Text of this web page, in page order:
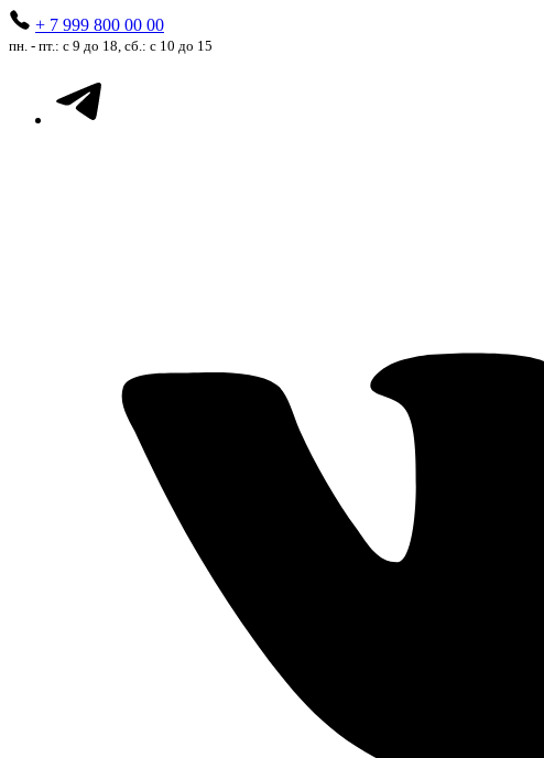
+ 7 999 800 00 00
пн. - пт.: с 9 до 18, сб.: с 10 до 15